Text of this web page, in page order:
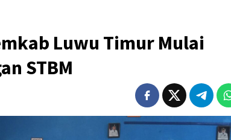
Luwu Timur Mulai
STBM